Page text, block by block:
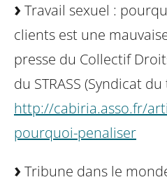
Travail sexuel :
clients est une
presse du Collectif
du STRASS (Syndicat
http://cabiria.asso.fr/
pourquoi-penaliser
Tribune dans le